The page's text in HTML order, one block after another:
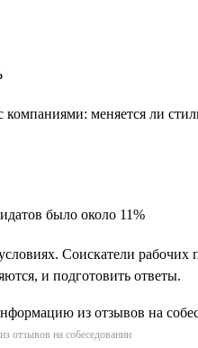
компаниями: меняется ли
было около 11%
Соискатели рабочих
и подготовить ответы.
отзывов на собеседовании